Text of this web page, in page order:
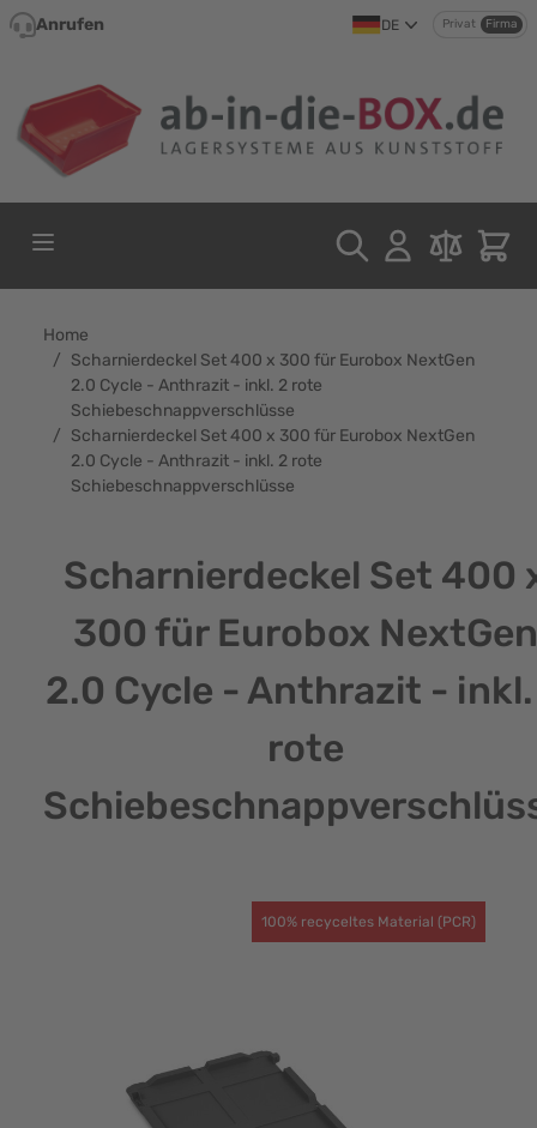
Direkt zum Inhalt
Anrufen DE Privat Firma
Home
/ Scharnierdeckel Set 400 x 300 für Eurobox NextGen
2.0 Cycle - Anthrazit - inkl. 2 rote
Schiebeschnappverschlüsse
/ Scharnierdeckel Set 400 x 300 für Eurobox NextGen
2.0 Cycle - Anthrazit - inkl. 2 rote
Schiebeschnappverschlüsse
Scharnierdeckel Set 400
300 für Eurobox NextGen
2.0 Cycle - Anthrazit -
rote
100% recyceltes Material (PCR)